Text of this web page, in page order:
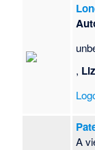
,
A